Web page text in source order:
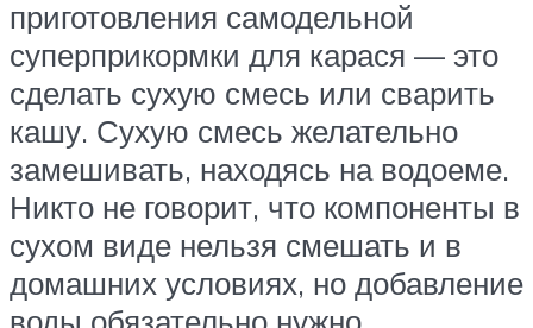
приготовления самодельной
суперприкормки для карася — это
сделать сухую смесь или сварить
кашу. Сухую смесь желательно
замешивать, находясь на водоеме.
Никто не говорит, что компоненты в
сухом виде нельзя смешать и в
домашних условиях, но добавление